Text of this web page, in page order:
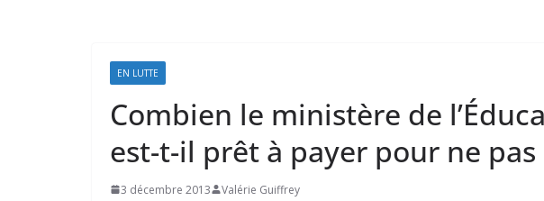
EN LUTTE
Combien le ministère de
est-t-il prêt à payer pour ne pas
3 décembre 2013 Valérie Guiffrey